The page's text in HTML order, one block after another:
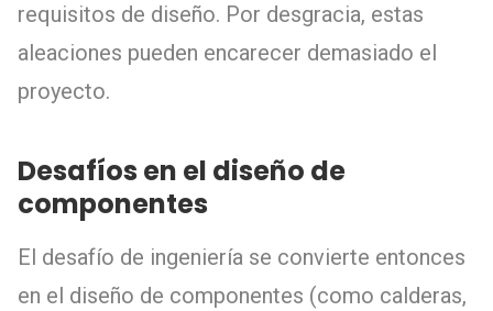
requisitos de diseño. Por desgracia, estas
aleaciones pueden encarecer demasiado el
proyecto.
Desafíos en el diseño de
componentes
El desafío de ingeniería se convierte entonces
en el diseño de componentes (como calderas,